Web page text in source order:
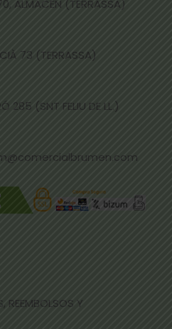
ALMACÉN (TERRASSA)
73 (TERRASSA)
285 (SNT FELIU DE LL.)
REEMBOLSOS Y